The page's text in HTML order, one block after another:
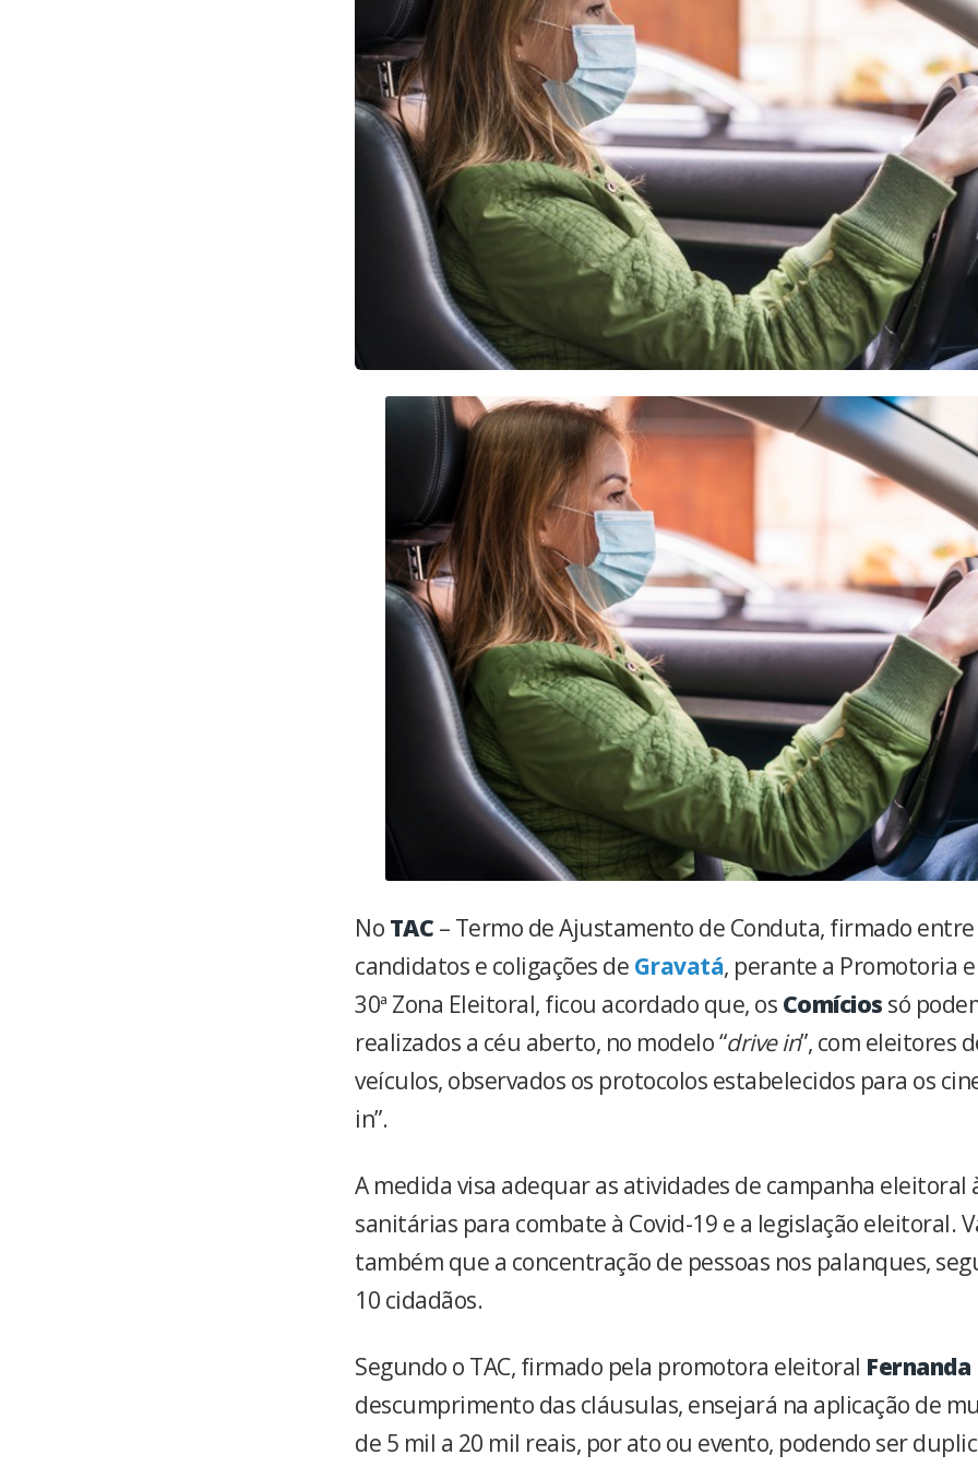
No TAC – Termo de Ajustamento de Conduta, firmado entre
candidatos e coligações de Gravatá, perante a Promotoria
30ª Zona Eleitoral, ficou acordado que, os Comícios só
realizados a céu aberto, no modelo “drive in”, com eleitores
veículos, observados os protocolos estabelecidos para os
in”.
A medida visa adequar as atividades de campanha eleitoral
sanitárias para combate à Covid-19 e a legislação eleitoral.
também que a concentração de pessoas nos palanques,
10 cidadãos.
Segundo o TAC, firmado pela promotora eleitoral
descumprimento das cláusulas, ensejará na aplicação de
de 5 mil a 20 mil reais, por ato ou evento, podendo ser